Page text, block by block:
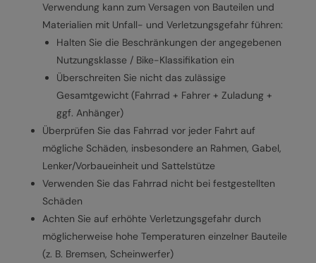
Verwendung kann zum Versagen von Bauteilen und
Materialien mit Unfall- und Verletzungsgefahr führen:
Halten Sie die Beschränkungen der angegebenen
Nutzungsklasse / Bike-Klassifikation ein
Überschreiten Sie nicht das zulässige
Gesamtgewicht (Fahrrad + Fahrer + Zuladung +
ggf. Anhänger)
Überprüfen Sie das Fahrrad vor jeder Fahrt auf
mögliche Schäden, insbesondere an Rahmen, Gabel,
Lenker/Vorbaueinheit und Sattelstütze
Verwenden Sie das Fahrrad nicht bei festgestellten
Schäden
Achten Sie auf erhöhte Verletzungsgefahr durch
möglicherweise hohe Temperaturen einzelner Bauteile
(z. B. Bremsen, Scheinwerfer)